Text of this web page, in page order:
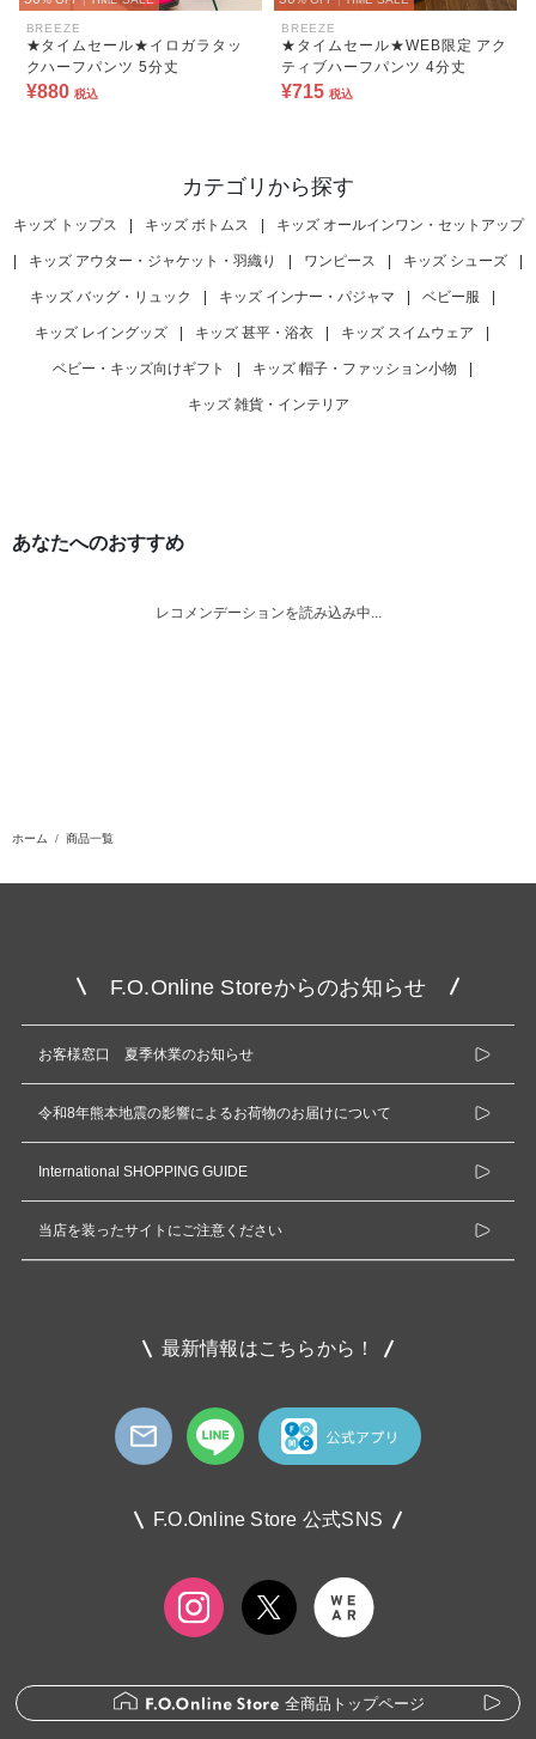
BREEZE
★タイムセール★イロガラタッ
クハーフパンツ 5分丈
¥880 税込
BREEZE
★タイムセール★WEB限定 アク
ティブハーフパンツ 4分丈
¥715 税込
カテゴリから探す
キッズ トップス キッズ ボトムス キッズ オールインワン・セットアップ
キッズ アウター・ジャケット・羽織り ワンピース キッズ シューズ
キッズ バッグ・リュック キッズ インナー・パジャマ ベビー服
キッズ レイングッズ キッズ 甚平・浴衣 キッズ スイムウェア
ベビー・キッズ向けギフト キッズ 帽子・ファッション小物
キッズ 雑貨・インテリア
あなたへのおすすめ
レコメンデーションを読み込み中...
ホーム 商品一覧
F.O.Online Storeからのお知らせ
お客様窓口 夏季休業のお知らせ
令和8年熊本地震の影響によるお荷物のお届けについて
International SHOPPING GUIDE
当店を装ったサイトにご注意ください
最新情報はこちらから！
F.O.Online Store 公式SNS
全商品トップページ